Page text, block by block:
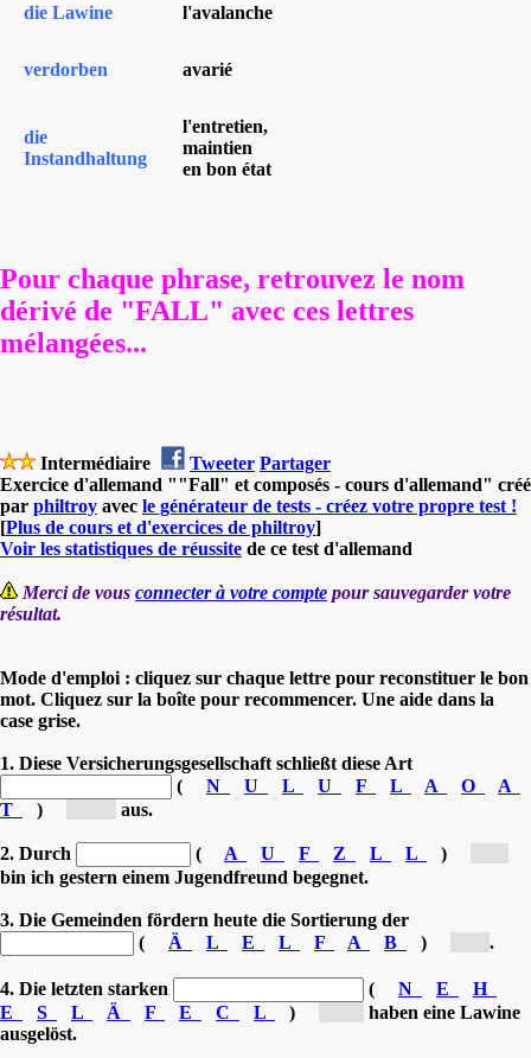
die Lawine l'avalanche
verdorben avarié
die
Instandhaltung
l'entretien,
maintien
en bon état
Pour chaque phrase, retrouvez le nom
dérivé de "FALL" avec ces lettres
mélangées...
Intermédiaire Tweeter Partager
Exercice d'allemand ""Fall" et composés - cours d'allemand" créé
par philtroy avec le générateur de tests - créez votre propre test !
[Plus de cours et d'exercices de philtroy]
Voir les statistiques de réussite de ce test d'allemand
Merci de vous connecter à votre compte pour sauvegarder votre
résultat.
Mode d'emploi : cliquez sur chaque lettre pour reconstituer le bon
mot. Cliquez sur la boîte pour recommencer. Une aide dans la
case grise.
1. Diese Versicherungsgesellschaft schließt diese Art
(
N U L U F L A O
A
T
) aus.
2. Durch ( A U F Z L L )
bin ich gestern einem Jugendfreund begegnet.
3. Die Gemeinden fördern heute die Sortierung der
(
Ä L E L F A B ) .
4. Die letzten starken ( N E
H
E
S L Ä F E C L )
haben eine Lawine
ausgelöst.